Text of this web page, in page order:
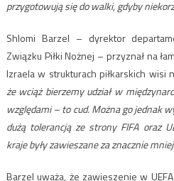
przygotowują się do walki, gdyby
Shlomi Barzel – dyrektor
Związku Piłki Nożnej – przyznał na
Izraela w strukturach piłkarskich wisi
że wciąż bierzemy udział w
względami – to cud. Można go jednak
dużą tolerancją ze strony FIFA oraz
kraje były zawieszane za znacznie
Barzel uważa, że zawieszenie w